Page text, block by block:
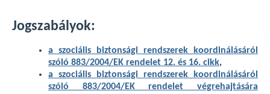
Jogszabályok:
a szociális biztonsági rendszerek koordinálásáról
szóló 883/2004/EK rendelet 12. és 16. cikk,
a szociális biztonsági rendszerek koordinálásáról
szóló 883/2004/EK rendelet végrehajtására